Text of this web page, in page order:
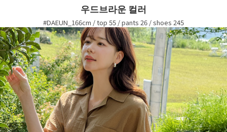
우드브라운 컬러
#DAEUN_166cm / top 55 / pants 26 / shoes 245